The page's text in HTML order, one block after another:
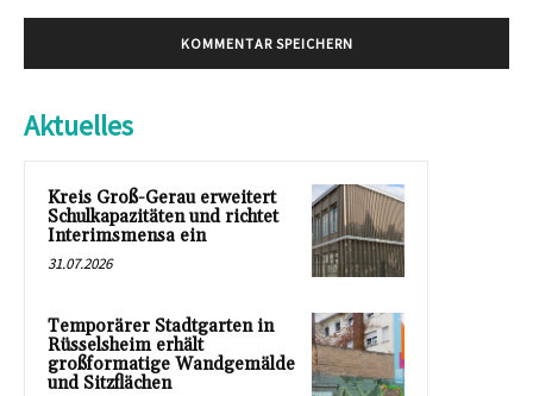
Aktuelles
Kreis Groß-Gerau erweitert
Schulkapazitäten und richtet
Interimsmensa ein
31.07.2026
Temporärer Stadtgarten in
Rüsselsheim erhält
großformatige Wandgemälde
und Sitzflächen